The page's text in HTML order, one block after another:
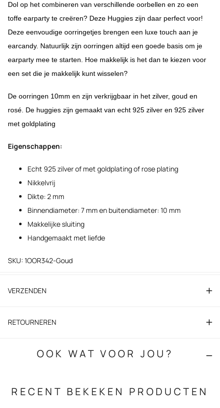
Dol op het combineren van verschillende oorbellen en zo een
toffe earparty te creëren? Deze Huggies zijn daar perfect voor!
Deze eenvoudige oorringetjes brengen een luxe touch aan je
earcandy. Natuurlijk zijn oorringen altijd een goede basis om je
earparty mee te starten. Hoe makkelijk is het dan te kiezen voor
een set die je makkelijk kunt wisselen?
De oorringen 10mm en zijn verkrijgbaar in het zilver, goud en
rosé. De huggies zijn gemaakt van echt 925 zilver en 925 zilver
met goldplating
Eigenschappen:
Echt 925 zilver of met goldplating of rose plating
Nikkelvrij
Dikte: 2 mm
Binnendiameter: 7 mm en buitendiameter: 10 mm
Makkelijke sluiting
Handgemaakt met liefde
SKU: 1OOR342-Goud
VERZENDEN
RETOURNEREN
OOK WAT VOOR JOU?
RECENT BEKEKEN PRODUCTEN